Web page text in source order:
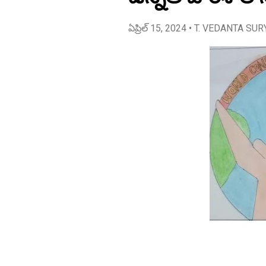
ఏప్రిల్ 15, 2024 • T. VEDANTA